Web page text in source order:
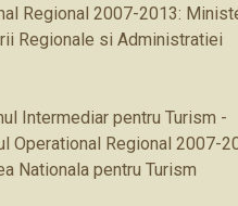
Regional 2007-2013:
Regionale si Administratiei
Intermediar pentru Turism -
Operational Regional 2007-
Nationala pentru Turism